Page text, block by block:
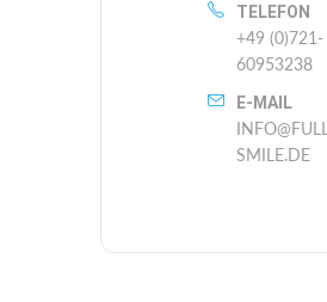
TELEFON
+49 (0)721-
60953238
E-MAIL
SMILE.DE